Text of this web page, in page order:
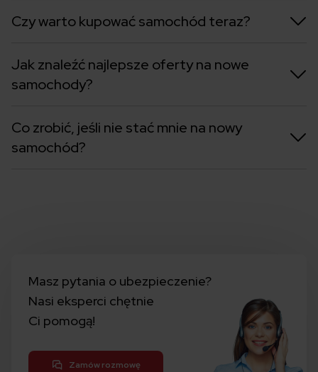
Czy warto kupować samochód teraz?
Jak znaleźć najlepsze oferty na nowe
samochody?
Co zrobić, jeśli nie stać mnie na nowy
samochód?
Masz pytania o ubezpieczenie?
Nasi eksperci chętnie
Ci pomogą!
Zamów rozmowę